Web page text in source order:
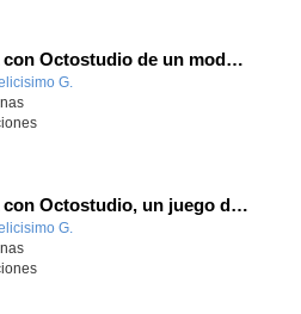
Programa con Octostudio de un modo sencillo, offline y gratuito
G.
Programa con Octostudio, un juego de 4 personajes ganando la copa del mundo saltando y esquivando rivales.
G.